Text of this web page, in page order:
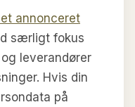
annonceret
særligt fokus
leverandører
Hvis din
på